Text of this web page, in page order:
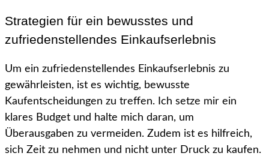
Strategien für ein bewusstes und
zufriedenstellendes Einkaufserlebnis
Um ein zufriedenstellendes Einkaufserlebnis zu
gewährleisten, ist es wichtig, bewusste
Kaufentscheidungen zu treffen. Ich setze mir ein
klares Budget und halte mich daran, um
Überausgaben zu vermeiden. Zudem ist es hilfreich,
sich Zeit zu nehmen und nicht unter Druck zu kaufen.